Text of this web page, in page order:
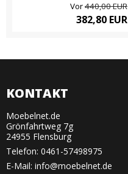
Vor440,00 EUR
382,80 EUR
KONTAKT
Moebelnet.de
Grönfahrtweg 7g
24955 Flensburg
Telefon: 0461-57498975
E-Mail: info@moebelnet.de